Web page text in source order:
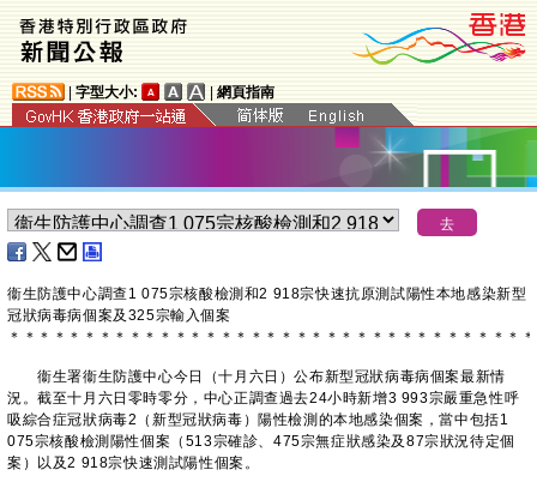
字型大小: 網頁指南
衞生防護中心調查1 075宗核酸檢測和2 918宗快速抗原測試陽性本地感染新型
冠狀病毒病個案及325宗輸入個案
＊ ＊ ＊ ＊ ＊ ＊ ＊ ＊ ＊ ＊ ＊ ＊ ＊ ＊ ＊ ＊ ＊ ＊ ＊ ＊ ＊ ＊ ＊ ＊ ＊ ＊ ＊ ＊ ＊ ＊ ＊ ＊ ＊ ＊ ＊
衞生署衞生防護中心今日（十月六日）公布新型冠狀病毒病個案最新情
況。截至十月六日零時零分，中心正調查過去24小時新增3 993宗嚴重急性呼
吸綜合症冠狀病毒2（新型冠狀病毒）陽性檢測的本地感染個案，當中包括1
075宗核酸檢測陽性個案（513宗確診、475宗無症狀感染及87宗狀況待定個
案）以及2 918宗快速測試陽性個案。